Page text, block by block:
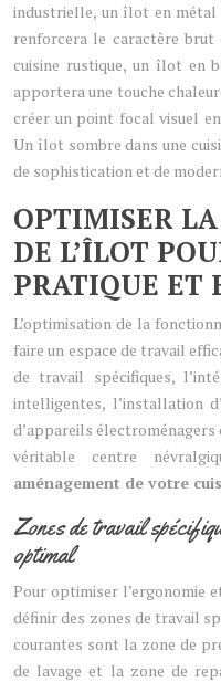
industrielle, un îlot en métal
renforcera le caractère brut
cuisine rustique, un îlot en
apportera une touche
créer un point focal visuel
Un îlot sombre dans une
de sophistication et de
OPTIMISER
DE L’ÎLOT
PRATIQUE ET
L’optimisation de la
faire un espace de travail
de travail spécifiques,
intelligentes, l’installation
d’appareils
véritable centre
aménagement de votre
Zones de travail
optimal
Pour optimiser l’ergonomie
définir des zones de travail
courantes sont la zone de
de lavage et la zone de